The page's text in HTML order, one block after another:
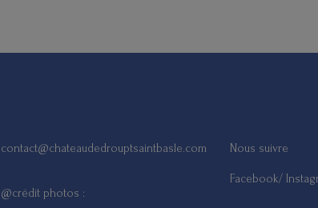
contact@chateaudedrouptsaintbasle.com
@crédit photos :
Nous suivre
Facebook/